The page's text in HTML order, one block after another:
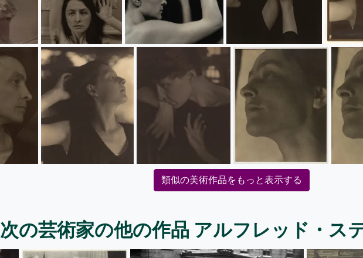
類似の美術作品をもっと表示する
次の芸術家の他の作品 アルフレッド・ス